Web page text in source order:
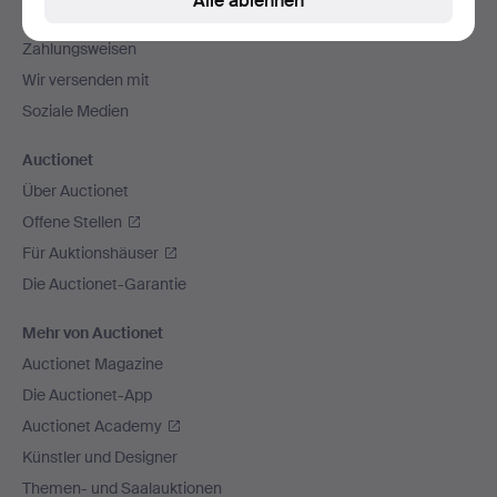
Zahlungsweisen
Wir versenden mit
Soziale Medien
Auctionet
Über Auctionet
Offene Stellen
Für Auktionshäuser
Die Auctionet-Garantie
Mehr von Auctionet
Auctionet Magazine
Die Auctionet-App
Auctionet Academy
Künstler und Designer
Themen- und Saalauktionen